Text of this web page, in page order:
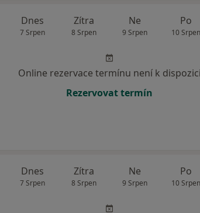
Dnes
7 Srpen
Zítra
8 Srpen
Ne
9 Srpen
Po
10 Srpen
Online rezervace termínu není k dispozici
Rezervovat termín
Dnes
7 Srpen
Zítra
8 Srpen
Ne
9 Srpen
Po
10 Srpen